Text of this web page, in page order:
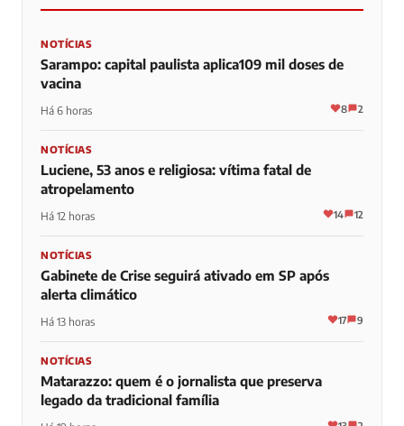
NOTÍCIAS
Sarampo: capital paulista aplica109 mil doses de
vacina
Há 6 horas 8 2
NOTÍCIAS
Luciene, 53 anos e religiosa: vítima fatal de
atropelamento
Há 12 horas 14 12
NOTÍCIAS
Gabinete de Crise seguirá ativado em SP após
alerta climático
Há 13 horas 17 9
NOTÍCIAS
Matarazzo: quem é o jornalista que preserva
legado da tradicional família